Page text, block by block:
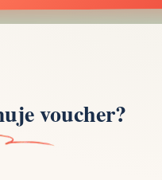
voucher?